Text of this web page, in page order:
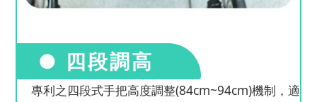
● 四段調高
專利之四段式手把高度調整(84cm~94cm)機制，適